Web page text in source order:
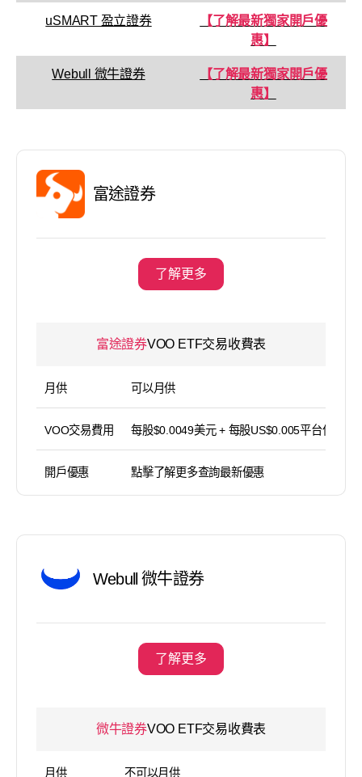
uSMART 盈立證券
【了解最新獨家開戶優
惠】
Webull 微牛證券
【了解最新獨家開戶優
惠】
富途證券
了解更多
富途證券VOO ETF交易收費表
月供 可以月供
VOO交易費用 每股$0.0049美元 + 每股US$0.005平台使用費
開戶優惠 點擊了解更多查詢最新優惠
Webull 微牛證券
了解更多
微牛證券VOO ETF交易收費表
月供 不可以月供